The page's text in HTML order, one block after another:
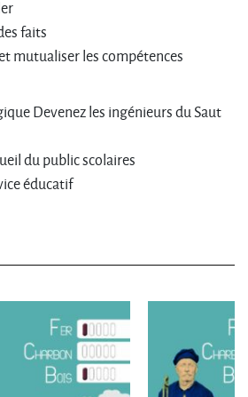
faits
mutualiser les compétences
Devenez les ingénieurs du Saut
du public scolaires
éducatif